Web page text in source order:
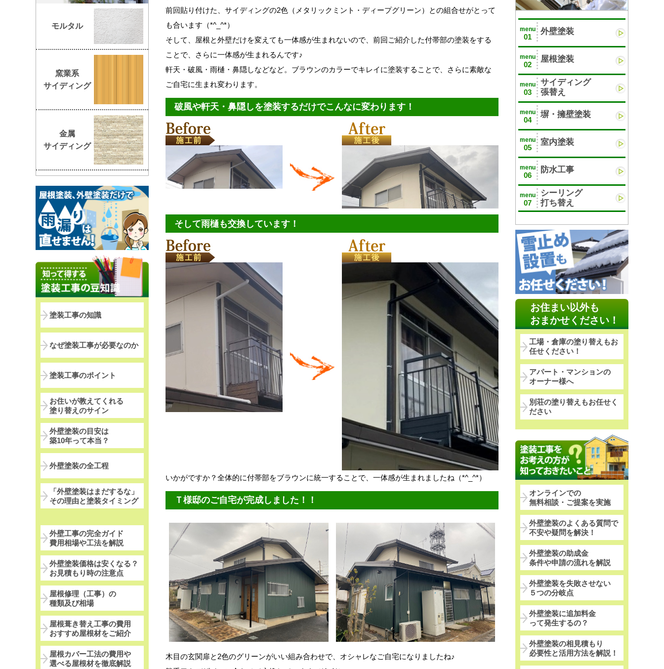
前回貼り付けた、サイディングの2色（メタリックミント・ディープグリーン）との組合せがとって
も合います（*^_^*）
そして、屋根と外壁だけを変えても一体感が生まれないので、前回ご紹介した付帯部の塗装をする
ことで、さらに一体感が生まれるんです♪
軒天・破風・雨樋・鼻隠しなどなど。ブラウンのカラーでキレイに塗装することで、さらに素敵な
ご自宅に生まれ変わります。
破風や軒天・鼻隠しを塗装するだけでこんなに変わります！
そして雨樋も交換しています！
いかがですか？全体的に付帯部をブラウンに統一することで、一体感が生まれましたね（*^_^*）
Ｔ様邸のご自宅が完成しました！！
木目の玄関扉と2色のグリーンがいい組み合わせで、オシャレなご自宅になりましたね♪
menu
01
外壁塗装
menu
02
屋根塗装
menu
03
サイディング
張替え
menu
04
塀・擁壁塗装
menu
05
室内塗装
menu
06
防水工事
menu
07
シーリング
打ち替え
お住まい以外も
おまかせください！
工場・倉庫の塗り替えもお
任せください！
アパート・マンションの
オーナー様へ
別荘の塗り替えもお任せく
ださい
オンラインでの
無料相談・ご提案を実施
外壁塗装のよくある質問で
不安や疑問を解決！
外壁塗装の助成金
条件や申請の流れを解説
外壁塗装を失敗させない
５つの分岐点
外壁塗装に追加料金
って発生するの？
外壁塗装の相見積もり
必要性と活用方法を解説！
モルタル
窯業系
サイディング
金属
サイディング
塗装工事の知識
なぜ塗装工事が必要なのか
塗装工事のポイント
お住いが教えてくれる
塗り替えのサイン
外壁塗装の目安は
築10年って本当？
外壁塗装の全工程
「外壁塗装はまだするな」
その理由と塗装タイミング
外壁工事の完全ガイド
費用相場や工法を解説
外壁塗装価格は安くなる？
お見積もり時の注意点
屋根修理（工事）の
種類及び相場
屋根葺き替え工事の費用
おすすめ屋根材をご紹介
屋根カバー工法の費用や
選べる屋根材を徹底解説